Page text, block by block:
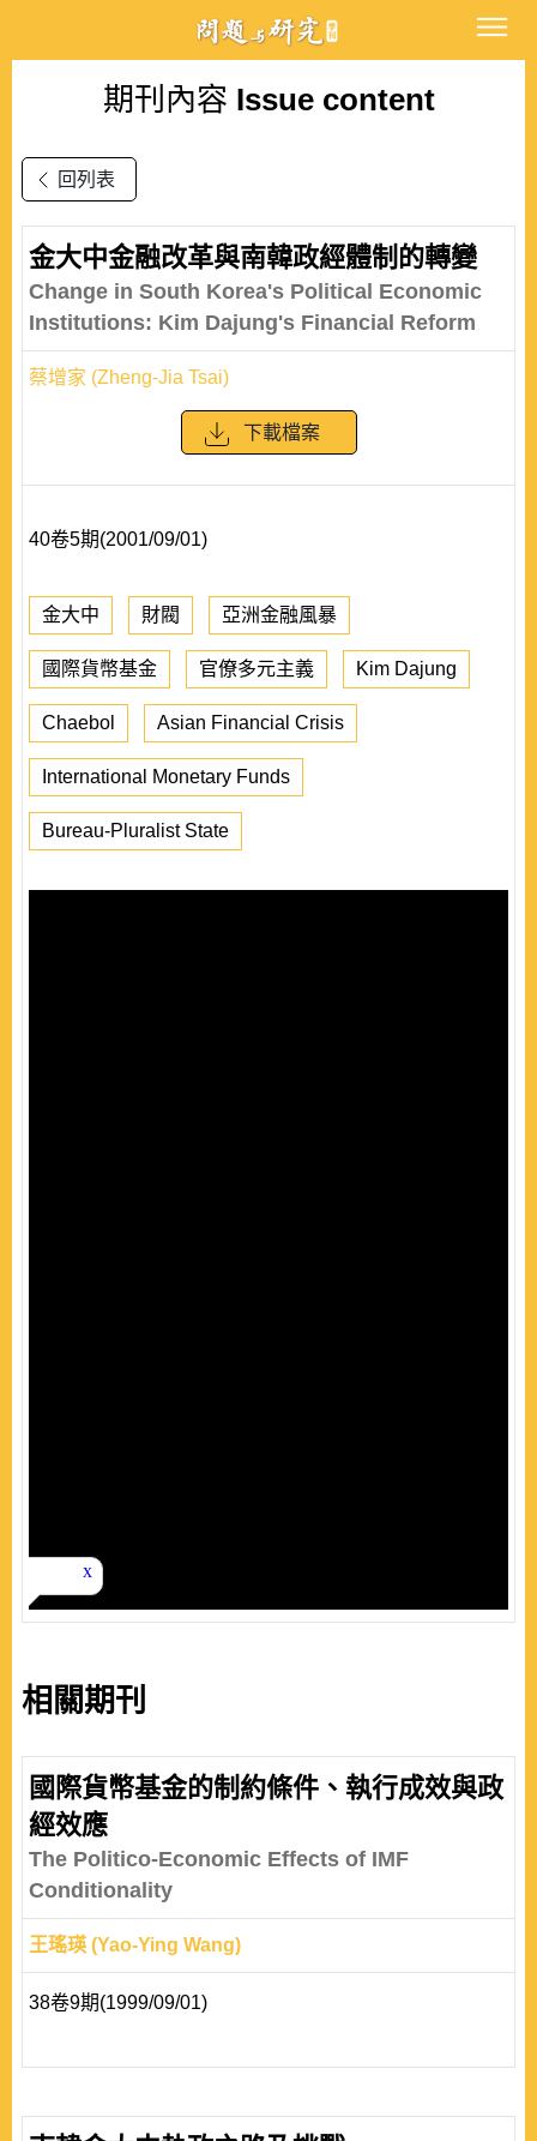
期刊內容 Issue content
回列表
金大中金融改革與南韓政經體制的轉變
Change in South Korea's Political Economic
Institutions: Kim Dajung's Financial Reform
蔡增家 (Zheng-Jia Tsai)
下載檔案
40卷5期(2001/09/01)
金大中 財閥 亞洲金融風暴
國際貨幣基金 官僚多元主義 Kim Dajung
Chaebol Asian Financial Crisis
International Monetary Funds
Bureau-Pluralist State
相關期刊
國際貨幣基金的制約條件、執行成效與政
經效應
The Politico-Economic Effects of IMF
Conditionality
王瑤瑛 (Yao-Ying Wang)
38卷9期(1999/09/01)